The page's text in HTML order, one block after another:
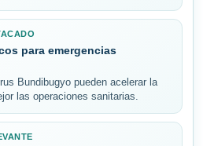
para emergencias
Bundibugyo pueden acelerar la
las operaciones sanitarias.